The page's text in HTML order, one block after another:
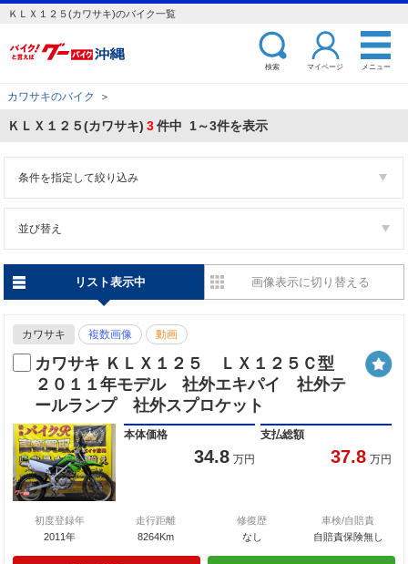
ＫＬＸ１２５(カワサキ)のバイク一覧
検索 マイページ メニュー
カワサキのバイク ＞
ＫＬＸ１２５(カワサキ) 3件中 1～3件を表示
条件を指定して絞り込み
並び替え
リスト表示中 画像表示に切り替える
カワサキ 複数画像 動画
カワサキ ＫＬＸ１２５ ＬＸ１２５Ｃ型
２０１１年モデル 社外エキパイ 社外テ
ールランプ 社外スプロケット
本体価格
34.8 万円
支払総額
37.8 万円
初度登録年
2011年
走行距離
8264Km
修復歴
なし
車検/自賠責
自賠責保険無し